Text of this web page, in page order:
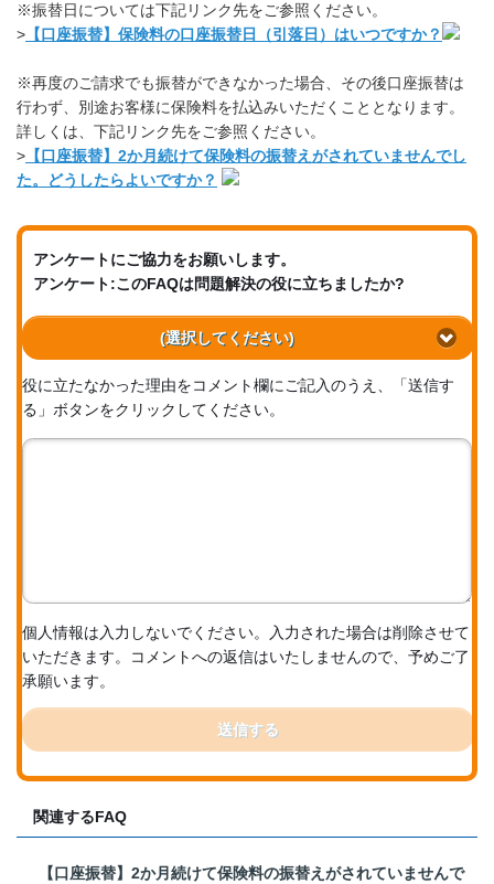
※振替日については下記リンク先をご参照ください。
> 【口座振替】保険料の口座振替日（引落日）はいつですか？
※再度のご請求でも振替ができなかった場合、その後口座振替は
行わず、別途お客様に保険料を払込みいただくこととなります。
詳しくは、下記リンク先をご参照ください。
> 【口座振替】2か月続けて保険料の振替えがされていませんでし
た。どうしたらよいですか？
アンケートにご協力をお願いします。
アンケート:このFAQは問題解決の役に立ちましたか?
(選択してください)
役に立たなかった理由をコメント欄にご記入のうえ、「送信す
る」ボタンをクリックしてください。
個人情報は入力しないでください。入力された場合は削除させて
いただきます。コメントへの返信はいたしませんので、予めご了
承願います。
送信する
関連するFAQ
【口座振替】2か月続けて保険料の振替えがされていませんで